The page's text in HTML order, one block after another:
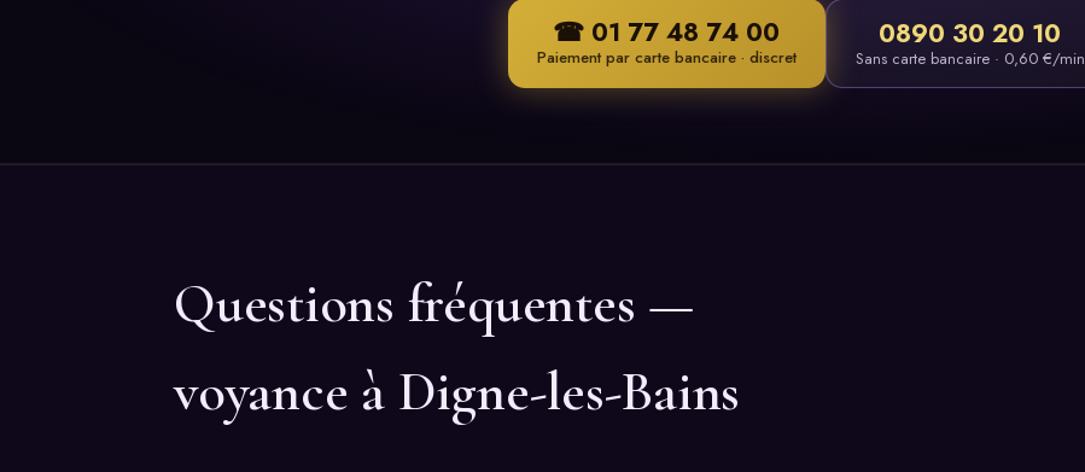
☎ 01 77 48 74 00
Paiement par carte bancaire · discret
0890 30 20 10
Sans carte bancaire · 0,60 €/min
Questions fréquentes —
voyance à Digne-les-Bains